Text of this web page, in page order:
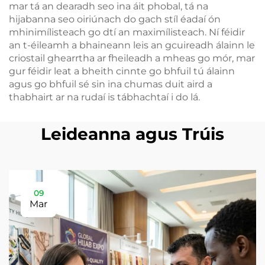
mar tá an dearadh seo ina áit phobal, tá na
hijabanna seo oiriúnach do gach stíl éadaí ón
mhinimílisteach go dtí an maximílisteach. Ní féidir
an t-éileamh a bhaineann leis an gcuireadh álainn le
criostail ghearrtha ar fheileadh a mheas go mór, mar
gur féidir leat a bheith cinnte go bhfuil tú álainn
agus go bhfuil sé sin ina chumas duit aird a
thabhairt ar na rudaí is tábhachtaí i do lá.
Leideanna agus Trúis
09
Mar